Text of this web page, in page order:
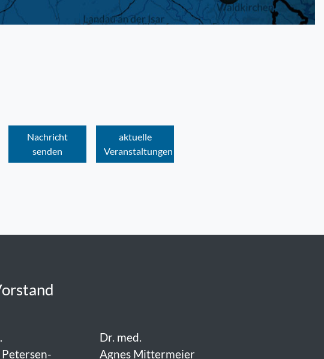
Nachricht
senden
aktuelle
Veranstaltungen
Dr. med.
Agnes Mittermeier